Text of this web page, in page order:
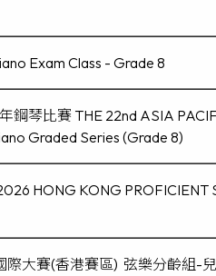
Exam Class - Grade 8
鋼琴比賽 THE 22nd ASIA
Graded Series (Grade 8)
HONG KONG PROFICIENT
際大賽(香港賽區) 弦樂分齡組-